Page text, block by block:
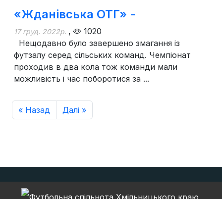
«Жданівська ОТГ» -
17 груд. 2022р. ,
1020
Нещодавно було завершено змагання із
футзалу серед сільських команд. Чемпіонат
проходив в два кола тож команди мали
можливість і час поборотися за ...
« Назад Далі »